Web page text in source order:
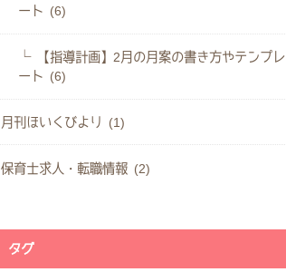
ート (6)
【指導計画】2月の月案の書き方やテンプレ
ート (6)
月刊ほいくびより (1)
保育士求人・転職情報 (2)
タグ